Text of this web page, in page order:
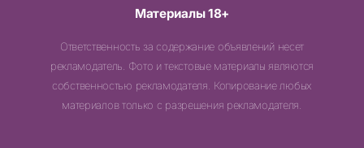
Материалы 18+
Ответственность за содержание объявлений несет
рекламодатель. Фото и текстовые материалы являются
собственностью рекламодателя. Копирование любых
материалов только с разрешения рекламодателя.